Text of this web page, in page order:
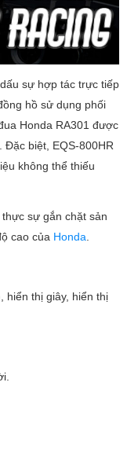
sự hợp tác trực tiếp
hồ sử dụng phối
Honda RA301 được
Đặc biệt, EQS-800HR
không thể thiếu
sự gắn chặt sản
cao của Honda
hiển thị giây, hiển thị